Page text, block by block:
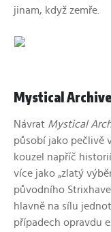
jinam, když zemře.
Mystical Archive
Návrat Mystical
působí jako pečlivě
kouzel napříč
více jako „zlatý
původního
hlavně na sílu
případech opravdu